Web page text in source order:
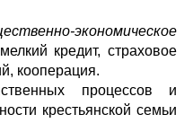
экономическое
мелкий кредит, страховое
кооперация.
процессов и
крестьянской семьи